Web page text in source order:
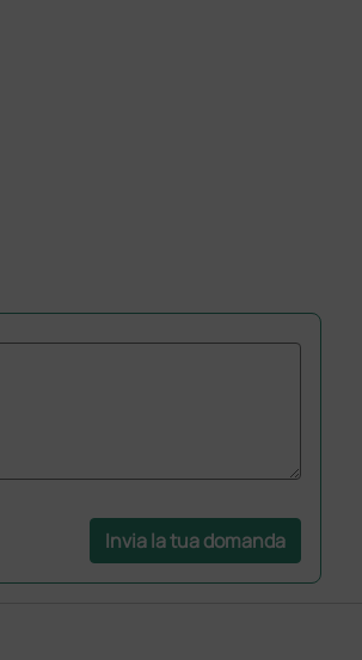
Invia la tua domanda